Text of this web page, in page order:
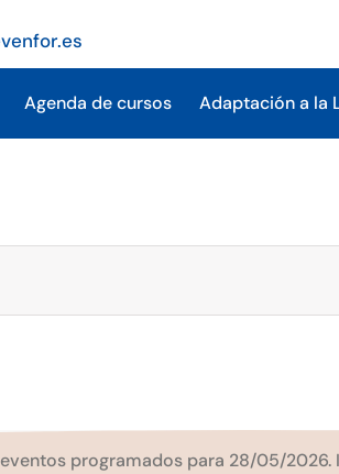
Agenda de cursos Adaptación a la
programados para 28/05/2026.